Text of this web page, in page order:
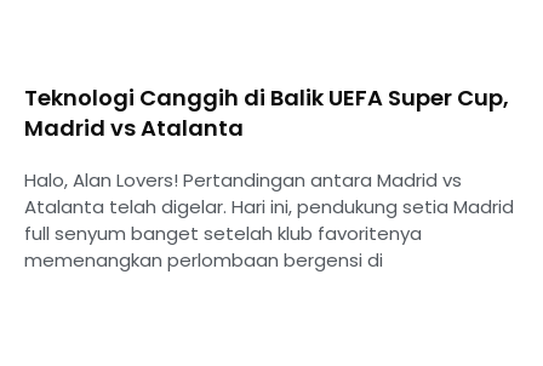
Teknologi Canggih di Balik UEFA Super Cup,
Madrid vs Atalanta
Halo, Alan Lovers! Pertandingan antara Madrid vs
Atalanta telah digelar. Hari ini, pendukung setia Madrid
full senyum banget setelah klub favoritenya
memenangkan perlombaan bergensi di